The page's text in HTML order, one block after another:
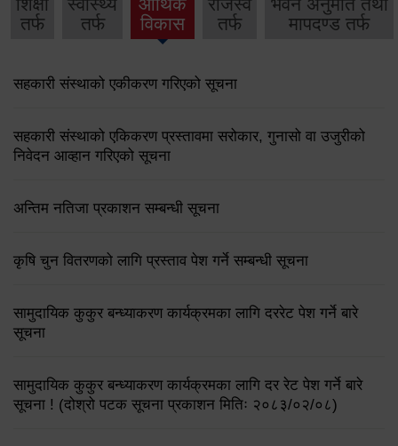
शिक्षा
तर्फ
स्वास्थ्य
तर्फ
आर्थिक
विकास
राजस्व
तर्फ
भवन अनुमति तथा
मापदण्ड तर्फ
सहकारी संस्थाको एकीकरण गरिएको सूचना
सहकारी संस्थाको एकिकरण प्रस्तावमा सरोकार, गुनासो वा उजुरीको
निवेदन आव्हान गरिएको सूचना
अन्तिम नतिजा प्रकाशन सम्बन्धी सूचना
कृषि चुन वितरणको लागि प्रस्ताव पेश गर्ने सम्बन्धी सूचना
सामुदायिक कुकुर बन्ध्याकरण कार्यक्रमका लागि दररेट पेश गर्ने बारे
सूचना
सामुदायिक कुकुर बन्ध्याकरण कार्यक्रमका लागि दर रेट पेश गर्ने बारे
सूचना ! (दोश्रो पटक सूचना प्रकाशन मितिः २०८३/०२/०८)